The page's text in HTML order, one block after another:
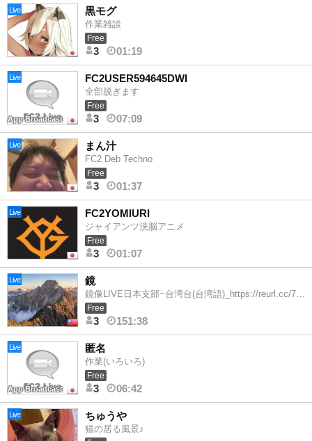
Live 黒モグ
作業雑談
Free
3 01:19
Live
App Broadcast
FC2USER594645DWI
全部脱ぎます
Free
3 07:09
Live まん汁
FC2 Deb Techno
Free
3 01:37
Live FC2YOMIURI
ジャイアンツ洗脳アニメ
Free
3 01:07
Live 鏡
鏡像LIVE日本支部~台湾台(台湾語)_https://reurl.cc/774AN1
Free
3 151:38
Live
App Broadcast
匿名
作業(いろいろ)
Free
3 06:42
Live ちゅうや
猫の居る風景♪